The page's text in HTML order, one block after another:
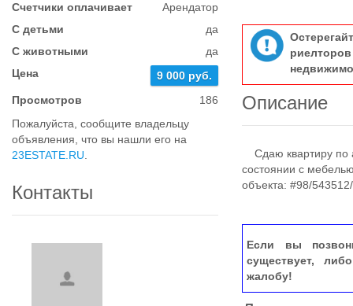
Счетчики оплачивает
Арендатор
С детьми
да
С животными
да
Цена
9 000 руб.
Просмотров
186
Пожалуйста, сообщите владельцу
объявления, что вы нашли его на
23ESTATE.RU
Контакты
Описание
Сдаю квартиру по
состоянии с
объекта: #98/
Если вы
существует,
жалобу!